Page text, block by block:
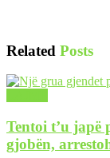
Related Posts
Tentoi t’u japë
gjobën,